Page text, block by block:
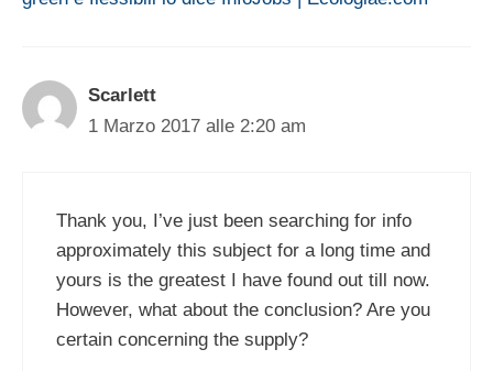
Scarlett
1 Marzo 2017 alle 2:20 am
Thank you, I’ve just been searching for info
approximately this subject for a long time and
yours is the greatest I have found out till now.
However, what about the conclusion? Are you
certain concerning the supply?